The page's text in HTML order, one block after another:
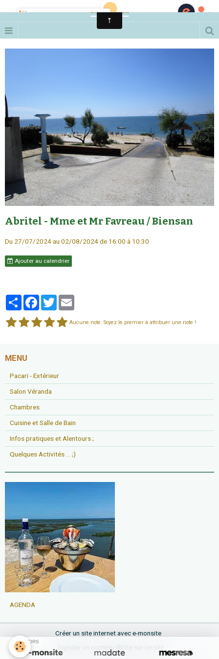
Notre Pyla
Abritel - Mme et Mr Favreau / Biensan
Du 27/07/2024au 02/08/2024de 16:00 à 10:30
Ajouter au calendrier
PartagerFacebook
Twitter
Aucune note. Soyez le premier à attribuer une note !
MENU
Pacari - Extérieur
Salon Véranda
Chambres
Cuisine et Salle de Bain
Infos pratiques et Alentours ;
Quelques Activités ... ;)
AGENDA
Créer un site internet avec e-monsite
Signaler un contenu illicite sur ce site
SPONSORS